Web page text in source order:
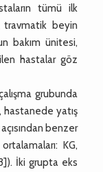
tümü ilk
travmatik beyin
bakım ünitesi,
hastalar göz
grubunda
hastanede yatış
benzer
KG,
İki grupta eks